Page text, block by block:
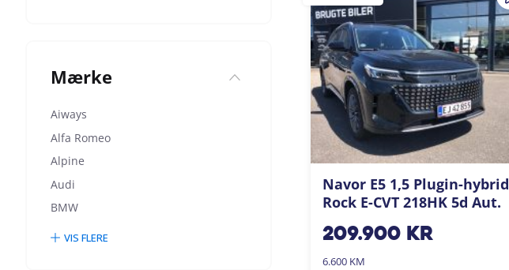
Mærke
Aiways
Alfa Romeo
Alpine
Audi
BMW
VIS FLERE
Navor E5 1,5 Plugin-hybrid
Rock E-CVT 218HK 5d Aut.
209.900kr
6.600 KM